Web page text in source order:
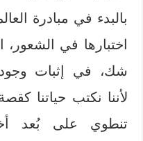
بالبدء في مبادرة
اختبارها في
شك، في إثبات
لأننا نكتب حياتنا
تنطوي على بُعد